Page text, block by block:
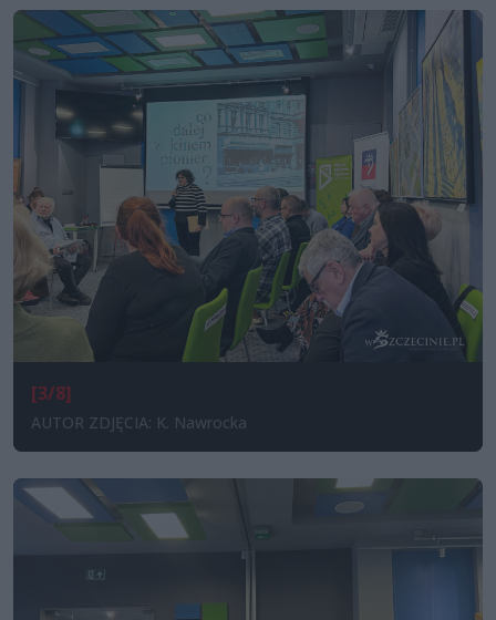
[3/8]
AUTOR ZDJĘCIA: K. Nawrocka